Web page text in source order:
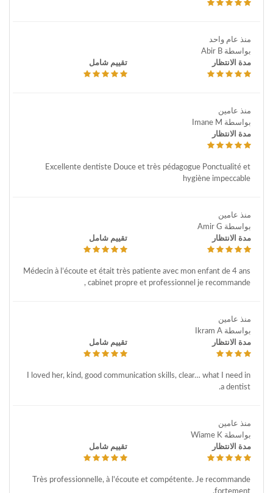
منذ عام واحد
بواسطة Abir B
مدة الانتظار
تقييم شامل
منذ عامين
بواسطة Imane M
مدة الانتظار
Excellente dentiste Douce et très pédagogue Ponctualité et
hygiène impeccable
منذ عامين
بواسطة Amir G
مدة الانتظار
تقييم شامل
Médecin à l’écoute et était très patiente avec mon enfant de 4 ans
, cabinet propre et professionnel je recommande
منذ عامين
بواسطة Ikram A
مدة الانتظار
تقييم شامل
I loved her, kind, good communication skills, clear… what I need in
a dentist.
منذ عامين
بواسطة Wiame K
مدة الانتظار
تقييم شامل
Très professionnelle, à l'écoute et compétente. Je recommande